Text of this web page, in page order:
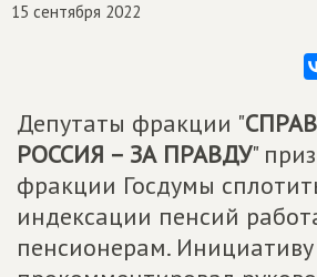
15 сентября 2022
Депутаты фракции "
РОССИЯ – ЗА ПРАВДУ"
фракции Госдумы
индексации пенсий
пенсионерам. Инициативу